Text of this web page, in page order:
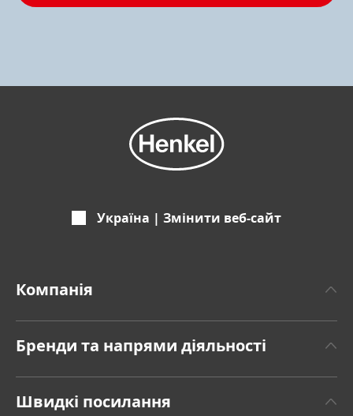
Україна | Змінити веб-сайт
Компанія
Факти та цифри
Бренди та напрями діяльності
Technologies
Швидкі посилання